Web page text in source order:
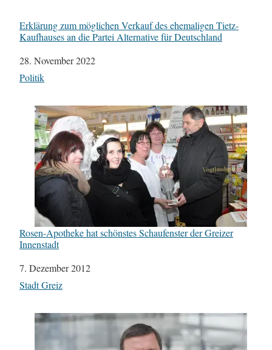
Erklärung zum möglichen Verkauf des ehemaligen Tietz-
Kaufhauses an die Partei Alternative für Deutschland
Datum
28. November 2022
In Bezug auf
Politik
Rosen-Apotheke hat schönstes Schaufenster der Greizer
Innenstadt
Datum
7. Dezember 2012
In Bezug auf
Stadt Greiz